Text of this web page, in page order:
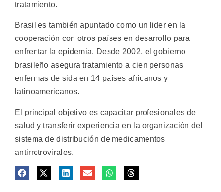
tratamiento.
Brasil es también apuntado como un lider en la
cooperación con otros países en desarrollo para
enfrentar la epidemia. Desde 2002, el gobierno
brasileño asegura tratamiento a cien personas
enfermas de sida en 14 países africanos y
latinoamericanos.
El principal objetivo es capacitar profesionales de
salud y transferir experiencia en la organización del
sistema de distribución de medicamentos
antirretrovirales.